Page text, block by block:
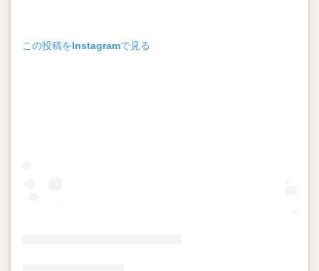
この投稿をInstagramで見る